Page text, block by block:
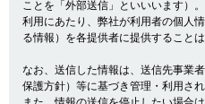
ことを「外部送信」といいいます）。
利用にあたり、弊社が利用者の個人
る情報）を各提供者に提供することは
なお、送信した情報は、送信先事業
保護方針）等に基づき管理・利用され
また、情報の送信を停止したい場合